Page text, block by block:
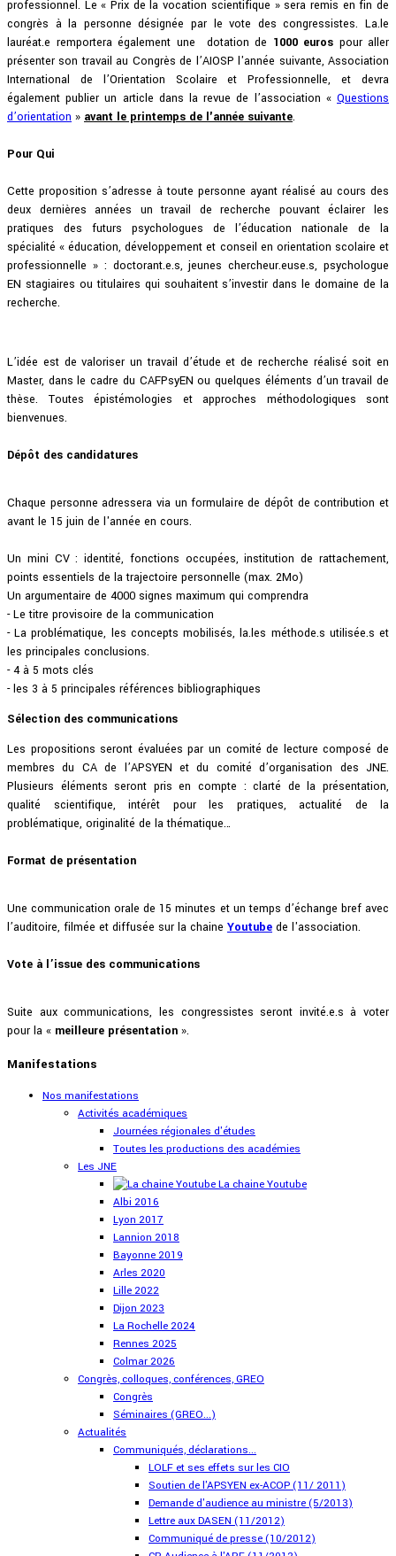
professionnel. Le « Prix de la vocation scientifique » sera remis en fin de
congrès à la personne désignée par le vote des congressistes. La.le
lauréat.e remportera également une dotation de 1000 euros pour aller
présenter son travail au Congrès de l’AIOSP l'année suivante, Association
International de l’Orientation Scolaire et Professionnelle, et devra
également publier un article dans la revue de l’association « Questions
d’orientation » avant le printemps de l'année suivante.
Pour Qui
Cette proposition s’adresse à toute personne ayant réalisé au cours des
deux dernières années un travail de recherche pouvant éclairer les
pratiques des futurs psychologues de l’éducation nationale de la
spécialité « éducation, développement et conseil en orientation scolaire et
professionnelle » : doctorant.e.s, jeunes chercheur.euse.s, psychologue
EN stagiaires ou titulaires qui souhaitent s’investir dans le domaine de la
recherche.
L’idée est de valoriser un travail d’étude et de recherche réalisé soit en
Master, dans le cadre du CAFPsyEN ou quelques éléments d’un travail de
thèse. Toutes épistémologies et approches méthodologiques sont
bienvenues.
Dépôt des candidatures
Chaque personne adressera via un formulaire de dépôt de contribution et
avant le 15 juin de l'année en cours.
Un mini CV : identité, fonctions occupées, institution de rattachement,
points essentiels de la trajectoire personnelle (max. 2Mo)
Un argumentaire de 4000 signes maximum qui comprendra
- Le titre provisoire de la communication
- La problématique, les concepts mobilisés, la.les méthode.s utilisée.s et
les principales conclusions.
- 4 à 5 mots clés
- les 3 à 5 principales références bibliographiques
Sélection des communications
Les propositions seront évaluées par un comité de lecture composé de
membres du CA de l’APSYEN et du comité d’organisation des JNE.
Plusieurs éléments seront pris en compte : clarté de la présentation,
qualité scientifique, intérêt pour les pratiques, actualité de la
problématique, originalité de la thématique…
Format de présentation
Une communication orale de 15 minutes et un temps d’échange bref avec
l’auditoire, filmée et diffusée sur la chaine Youtube de l'association.
Vote à l’issue des communications
Suite aux communications, les congressistes seront invité.e.s à voter
pour la « meilleure présentation ».
Manifestations
Nos manifestations
Activités académiques
Journées régionales d'études
Toutes les productions des académies
Les JNE
La chaine Youtube
Albi 2016
Lyon 2017
Lannion 2018
Bayonne 2019
Arles 2020
Lille 2022
Dijon 2023
La Rochelle 2024
Rennes 2025
Colmar 2026
Congrès, colloques, conférences, GREO
Congrès
Séminaires (GREO...)
Actualités
Communiqués, déclarations...
LOLF et ses effets sur les CIO
Soutien de l'APSYEN ex-ACOP (11/ 2011)
Demande d'audience au ministre (5/2013)
Lettre aux DASEN (11/2012)
Communiqué de presse (10/2012)